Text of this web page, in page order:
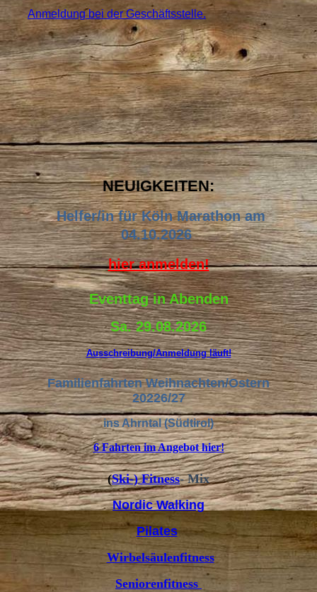
Anmeldung bei der Geschäftsstelle.
NEUIGKEITEN:
Helfer/in für Köln Marathon am
04.10.2026
hier anmelden!
Eventtag in Abenden
Sa. 29.08.2026
Ausschreibung/Anmeldung läuft!
Familienfahrten Weihnachten/Ostern
20226/27
ins Ahrntal (Südtirol)
6 Fahrten im Angebot hier!
(Ski-) Fitness- Mix
Nordic Walking
Pilates
Wirbelsäulenfitness
Seniorenfitness